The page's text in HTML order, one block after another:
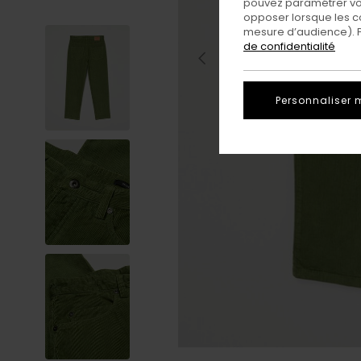
opposer lorsque les
mesure d’audience).
de confidentialité
Personnaliser